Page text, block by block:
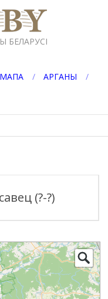
БЕЛАРУСІ
МАПА
АРГАНЫ
(?-?)